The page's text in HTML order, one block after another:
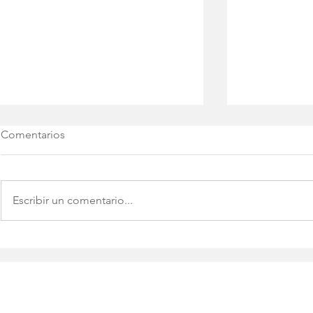
Comentarios
Escribir un comentario...